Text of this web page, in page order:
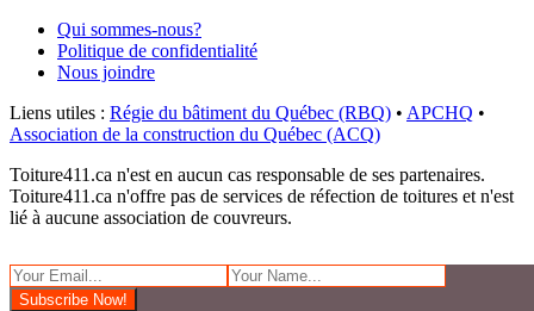
Qui sommes-nous?
Politique de confidentialité
Nous joindre
Liens utiles : Régie du bâtiment du Québec (RBQ) • APCHQ •
Association de la construction du Québec (ACQ)
Toiture411.ca n'est en aucun cas responsable de ses partenaires.
Toiture411.ca n'offre pas de services de réfection de toitures et n'est
lié à aucune association de couvreurs.